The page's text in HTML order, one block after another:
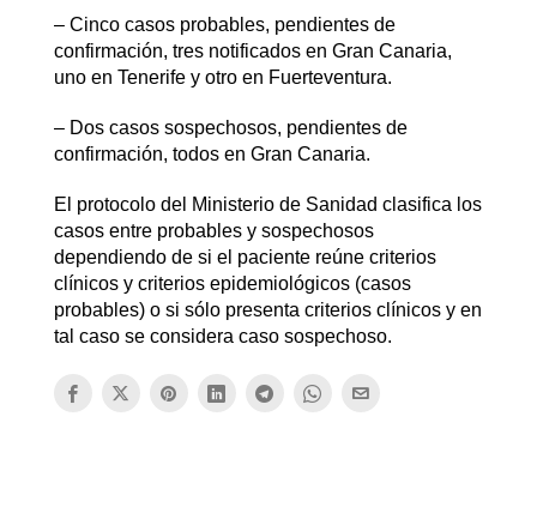
– Cinco casos probables, pendientes de
confirmación, tres notificados en Gran Canaria,
uno en Tenerife y otro en Fuerteventura.
– Dos casos sospechosos, pendientes de
confirmación, todos en Gran Canaria.
El protocolo del Ministerio de Sanidad clasifica los
casos entre probables y sospechosos
dependiendo de si el paciente reúne criterios
clínicos y criterios epidemiológicos (casos
probables) o si sólo presenta criterios clínicos y en
tal caso se considera caso sospechoso.